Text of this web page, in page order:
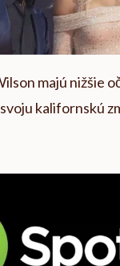
majú nižšie
kalifornskú